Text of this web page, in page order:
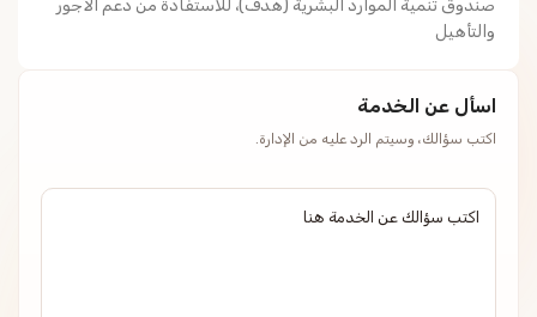
صندوق تنمية الموارد البشرية (هدف)، للاستفادة من دعم الأجور
والتأهيل
اسأل عن الخدمة
اكتب سؤالك، وسيتم الرد عليه من الإدارة.